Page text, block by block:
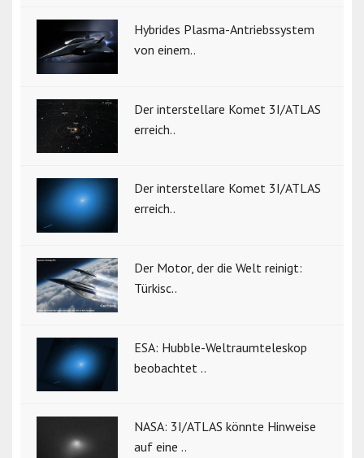
Hybrides Plasma-Antriebssystem
von einem..
Der interstellare Komet 3I/ATLAS
erreich..
Der interstellare Komet 3I/ATLAS
erreich..
Der Motor, der die Welt reinigt:
Türkisc..
ESA: Hubble-Weltraumteleskop
beobachtet ..
NASA: 3I/ATLAS könnte Hinweise
auf eine ..